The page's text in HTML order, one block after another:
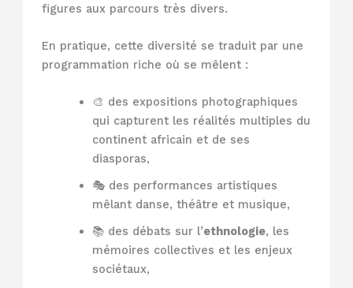
figures aux parcours très divers.
En pratique, cette diversité se traduit par une
programmation riche où se mêlent :
🎨 des expositions photographiques
qui capturent les réalités multiples du
continent africain et de ses
diasporas,
🎭 des performances artistiques
mêlant danse, théâtre et musique,
📚 des débats sur l’ethnologie, les
mémoires collectives et les enjeux
sociétaux,